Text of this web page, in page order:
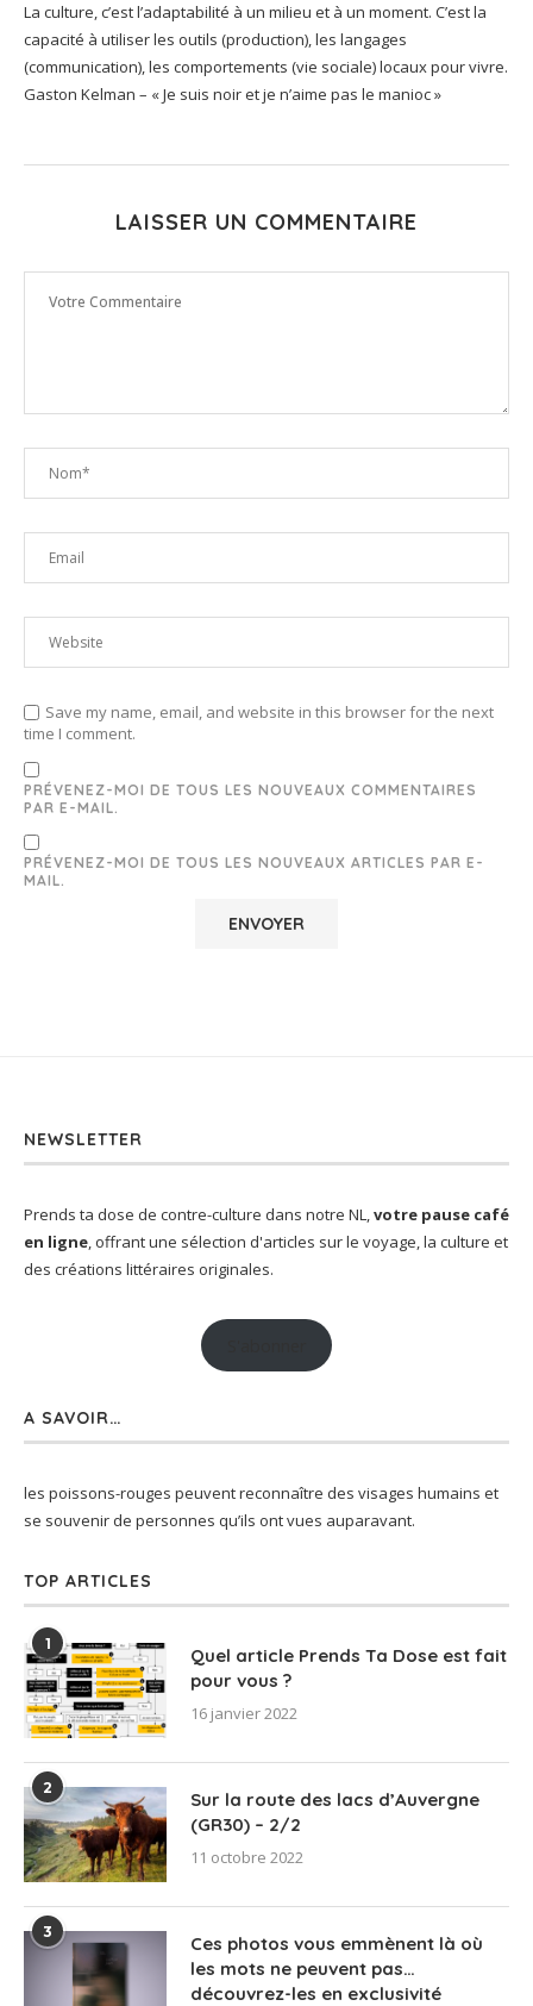
La culture, c’est l’adaptabilité à un milieu et à un moment. C’est la
capacité à utiliser les outils (production), les langages
(communication), les comportements (vie sociale) locaux pour vivre.
Gaston Kelman – « Je suis noir et je n’aime pas le manioc »
LAISSER UN COMMENTAIRE
Save my name, email, and website in this browser for the next
time I comment.
PRÉVENEZ-MOI DE TOUS LES NOUVEAUX COMMENTAIRES
PAR E-MAIL.
PRÉVENEZ-MOI DE TOUS LES NOUVEAUX ARTICLES PAR E-
MAIL.
NEWSLETTER
Prends ta dose de contre-culture dans notre NL,votre pause café
en ligne, offrant une sélection d'articles sur le voyage, la culture et
des créations littéraires originales.
A SAVOIR…
les poissons-rouges peuvent reconnaître des visages humains et
se souvenir de personnes qu’ils ont vues auparavant.
TOP ARTICLES
1
Quel article Prends Ta Dose est fait
pour vous ?
16 janvier 2022
2
Sur la route des lacs d’Auvergne
(GR30) – 2/2
11 octobre 2022
3
Ces photos vous emmènent là où
les mots ne peuvent pas…
découvrez-les en exclusivité